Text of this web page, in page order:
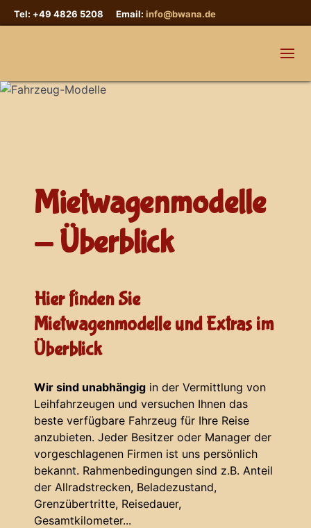
Tel: +49 4826 5208 Email: info@bwana.de
Mietwagenmodelle
- Überblick
Hier finden Sie
Mietwagenmodelle und Extras im
Überblick
Wir sind unabhängig in der Vermittlung von
Leihfahrzeugen und versuchen Ihnen das
beste verfügbare Fahrzeug für Ihre Reise
anzubieten. Jeder Besitzer oder Manager der
vorgeschlagenen Firmen ist uns persönlich
bekannt. Rahmenbedingungen sind z.B. Anteil
der Allradstrecken, Beladezustand,
Grenzübertritte, Reisedauer,
Gesamtkilometer...